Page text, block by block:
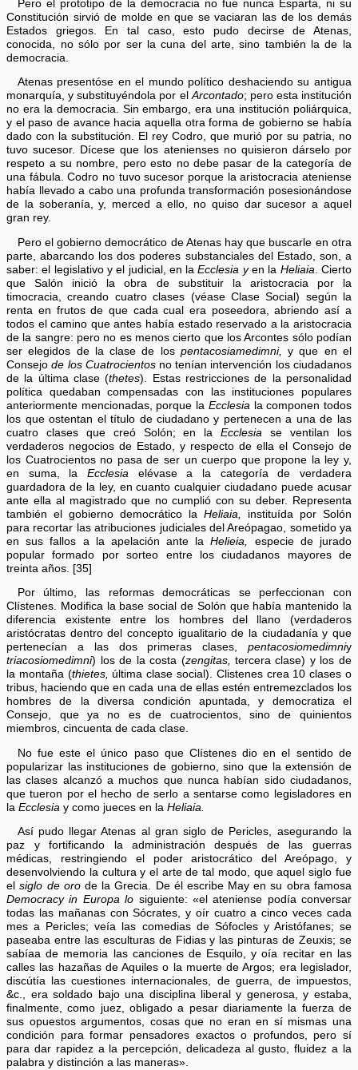
Pero el prototipo de la democracia no fue nunca Esparta, ni su
Constitución sirvió de molde en que se vaciaran las de los demás
Estados griegos. En tal caso, esto pudo decirse de Atenas,
conocida, no sólo por ser la cuna del arte, sino también la de la
democracia.
Atenas presentóse en el mundo político deshaciendo su antigua
monarquía, y substituyéndola por elArcontado; pero esta institución
no era la democracia. Sin embargo, era una institución poliárquica,
y el paso de avance hacia aquella otra forma de gobierno se había
dado con la substitución. El rey Codro, que murió por su patria, no
tuvo sucesor. Dícese que los atenienses no quisieron dárselo por
respeto a su nombre, pero esto no debe pasar de la categoría de
una fábula. Codro no tuvo sucesor porque la aristocracia ateniense
había llevado a cabo una profunda transformación posesionándose
de la soberanía, y, merced a ello, no quiso dar sucesor a aquel
gran rey.
Pero el gobierno democrático de Atenas hay que buscarle en otra
parte, abarcando los dos poderes substanciales del Estado, son, a
saber: el legislativo y el judicial, en laEcclesia yen la Heliaia . Cierto
que Salón inició la obra de substituir la aristocracia por la
timocracia, creando cuatro clases (véase Clase Social) según la
renta en frutos de que cada cual era poseedora, abriendo así a
todos el camino que antes había estado reservado a la aristocracia
de la sangre: pero no es menos cierto que los Arcontes sólo podían
ser elegidos de la clase de los pentacosiamedimni,
y que en el
Consejode los Cuatrocientosno tenían intervención los ciudadanos
de la última clase (thetes). Estas restricciones de la personalidad
política quedaban compensadas con las instituciones populares
anteriormente mencionadas, porque la Ecclesia la componen todos
los que ostentan el título de ciudadano y pertenecen a una de las
cuatro clases que creó Solón; en laEcclesia se ventilan los
verdaderos negocios de Estado, y respecto de ella el Consejo de
los Cuatrocientos no pasa de ser un cuerpo que propone la ley y,
en suma, laEcclesia elévase a la categoría de verdadera
guardadora de la ley, en cuanto cualquier ciudadano puede acusar
ante ella al magistrado que no cumplió con su deber. Representa
también el gobierno democrático la Heliaia,
instituída por Solón
para recortar las atribuciones judiciales del Areópagao, sometido ya
en sus fallos a la apelación ante laHelieia,
especie de jurado
popular formado por sorteo entre los ciudadanos mayores de
treinta años. [35]
Por último, las reformas democráticas se perfeccionan con
Clístenes. Modifica la base social de Solón que había mantenido la
diferencia existente entre los hombres del llano (verdaderos
aristócratas dentro del concepto igualitario de la ciudadanía y que
pertenecían a las dos primeras clases, pentacosiomedimniy
triacosiomedimni) los de la costa (zengitas, tercera clase) y los de
la montaña (thietes, última clase social). Clistenes crea 10 clases o
tribus, haciendo que en cada una de ellas estén entremezclados los
hombres de la diversa condición apuntada, y democratiza el
Consejo, que ya no es de cuatrocientos, sino de quinientos
miembros, cincuenta de cada clase.
No fue este el único paso que Clístenes dio en el sentido de
popularizar las instituciones de gobierno, sino que la extensión de
las clases alcanzó a muchos que nunca habían sido ciudadanos,
que tueron por el hecho de serlo a sentarse como legisladores en
laEcclesia y como jueces en laHeliaia.
Así pudo llegar Atenas al gran siglo de Pericles, asegurando la
paz y fortificando la administración después de las guerras
médicas, restringiendo el poder aristocrático del Areópago, y
desenvolviendo la cultura y el arte de tal modo, que aquel siglo fue
elsiglo de orode la Grecia. De él escribe May en su obra famosa
Democracy in Europa lo siguiente: «el ateniense podía conversar
todas las mañanas con Sócrates, y oír cuatro a cinco veces cada
mes a Pericles; veía las comedias de Sófocles y Aristófanes; se
paseaba entre las esculturas de Fidias y las pinturas de Zeuxis; se
sabíaa de memoria las canciones de Esquilo, y oía recitar en las
calles las hazañas de Aquiles o la muerte de Argos; era legislador,
discútía las cuestiones internacionales, de guerra, de impuestos,
&c., era soldado bajo una disciplina liberal y generosa, y estaba,
finalmente, como juez, obligado a pesar diariamente la fuerza de
sus opuestos argumentos, cosas que no eran en sí mismas una
condición para formar pensadores exactos o profundos, pero sí
para dar rapidez a la percepción, delicadeza al gusto, fluidez a la
palabra y distinción a las maneras».